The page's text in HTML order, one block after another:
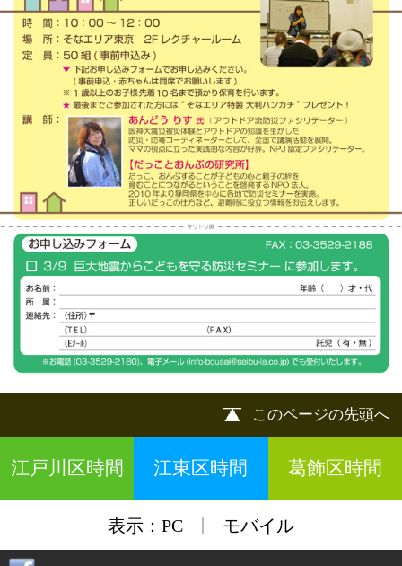
江戸川区時間 江東区時間 葛飾区時間
表示：PC|モバイル
© 2013 art blue Inc.